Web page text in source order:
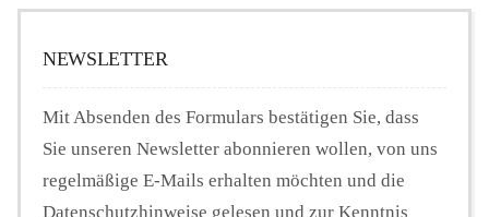
NEWSLETTER
Mit Absenden des Formulars bestätigen Sie, dass
Sie unseren Newsletter abonnieren wollen, von uns
regelmäßige E-Mails erhalten möchten und die
Datenschutzhinweise gelesen und zur Kenntnis